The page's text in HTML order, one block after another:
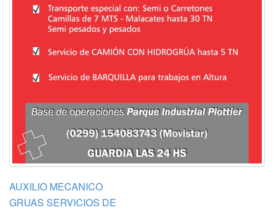
AUXILIO MECANICO
GRUAS SERVICIOS DE